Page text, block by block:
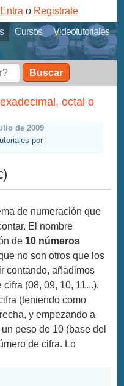
Cursos
Videotutoriales
Entra o Registrate
Buscar
octal o
de 2009
por
de numeración que
El nombre
de 10 números
no son otros que los
contando, añadimos
(08, 09, 10, 11...).
(teniendo como
y empezando a
peso de 10 (base del
de cifra. Lo